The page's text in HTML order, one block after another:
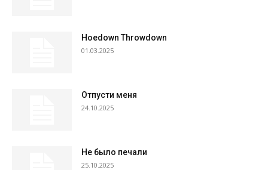
Hoedown Throwdown
01.03.2025
Отпусти меня
24.10.2025
Не было печали
25.10.2025